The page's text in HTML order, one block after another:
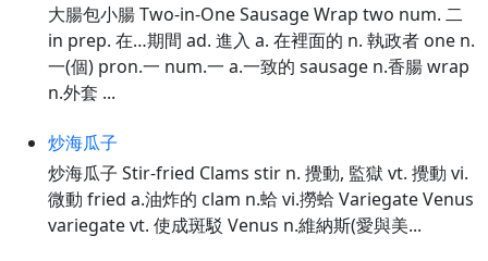
大腸包小腸 Two-in-One Sausage Wrap two num. 二
in prep. 在…期間 ad. 進入 a. 在裡面的 n. 執政者 one n.
一(個) pron.一 num.一 a.一致的 sausage n.香腸 wrap
n.外套 ...
炒海瓜子
炒海瓜子 Stir-fried Clams stir n. 攪動, 監獄 vt. 攪動 vi.
微動 fried a.油炸的 clam n.蛤 vi.撈蛤 Variegate Venus
variegate vt. 使成斑駁 Venus n.維納斯(愛與美...